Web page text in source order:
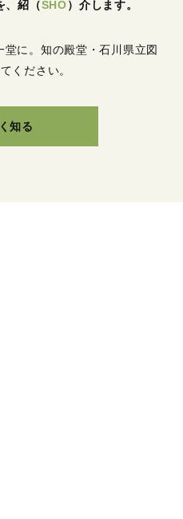
、紹 （SHO） 介します。
に。 知の殿堂・石川県立図
ください。
知る